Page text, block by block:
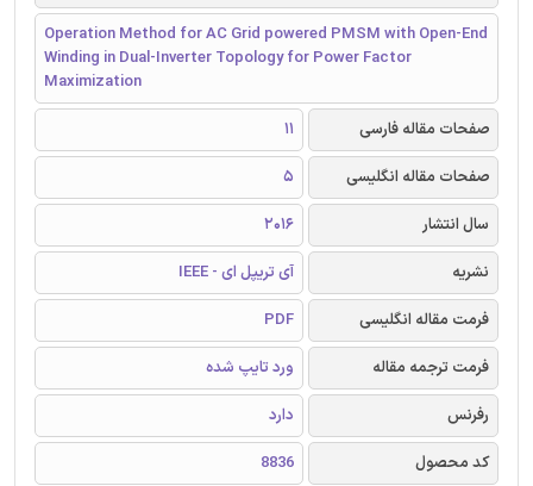
Operation Method for AC Grid powered PMSM with Open-End
Winding in Dual-Inverter Topology for Power Factor
Maximization
صفحات مقاله فارسی
11
صفحات مقاله انگلیسی
5
سال انتشار
2016
نشریه
آی تریپل ای - IEEE
فرمت مقاله انگلیسی
PDF
فرمت ترجمه مقاله
ورد تایپ شده
رفرنس
دارد
کد محصول
8836